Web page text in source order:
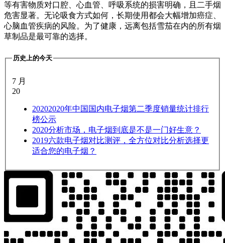
等有害物质对口腔、心血管、呼吸系统的损害明确，且二手烟
危害显著。无论吸食方式如何，长期使用都会大幅增加癌症、
心脑血管疾病的风险。为了健康，远离包括雪茄在内的所有烟
草制品是最可靠的选择。
历史上的今天
7 月
20
20202020年中国国内电子烟第二季度销量统计排行
榜公示
2020分析市场，电子烟到底是不是一门好生意？
2019六款电子烟对比测评，全方位对比分析选择更
适合您的电子烟？